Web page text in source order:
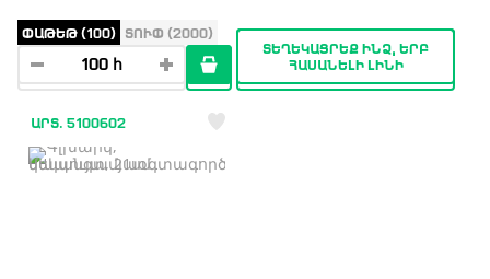
ՓԱԹԵԹ (100) ՏՈՒՓ (2000)
ՏԵՂԵԿԱՑՐԵՔ ԻՆՁ, ԵՐԲ
ՀԱՍԱՆԵԼԻ ԼԻՆԻ
ԱՐՏ. 5100602